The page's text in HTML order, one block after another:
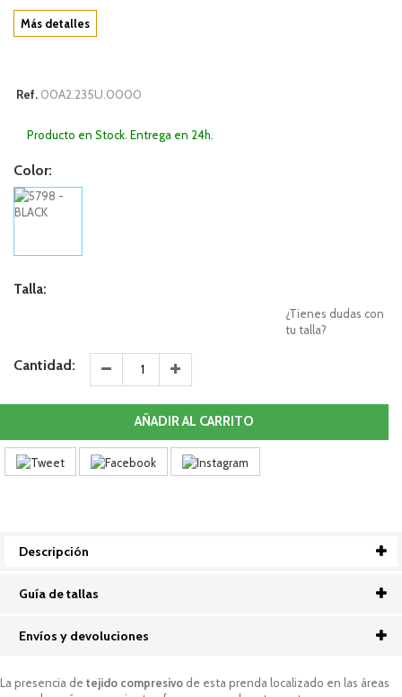
Más detalles
Ref. 00A2.235U.0000
Producto en Stock. Entrega en 24h.
Color:
Talla:
¿Tienes dudas con
tu talla?
Cantidad:
AÑADIR AL CARRITO
Descripción
Guía de tallas
Envíos y devoluciones
La presencia de tejido compresivo de esta prenda localizado en las áreas